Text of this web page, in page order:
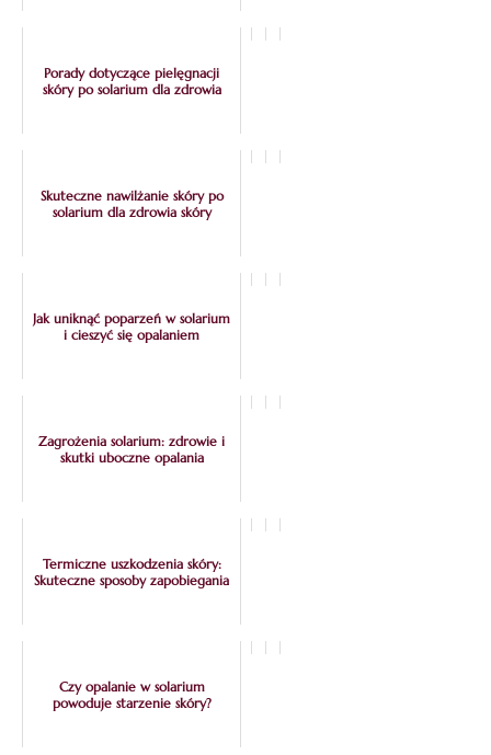
Porady dotyczące pielęgnacji
skóry po solarium dla zdrowia
Skuteczne nawilżanie skóry po
solarium dla zdrowia skóry
Jak uniknąć poparzeń w solarium
i cieszyć się opalaniem
Zagrożenia solarium: zdrowie i
skutki uboczne opalania
Termiczne uszkodzenia skóry:
Skuteczne sposoby zapobiegania
Czy opalanie w solarium
powoduje starzenie skóry?